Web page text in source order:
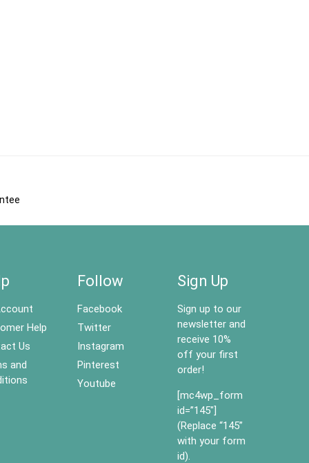
Help
Us
and
Follow
Facebook
Twitter
Instagram
Pinterest
Youtube
Sign Up
Sign up to our
newsletter and
receive 10%
off your first
order!
[mc4wp_form
id=”145″]
(Replace “145”
with your form
id).